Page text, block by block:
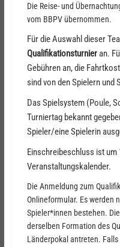
Die Reise- und
vom BBPV übernommen.
Für die Auswahl dieser
Qualifikationsturnieran.
Gebühren an, die
sind von den Spielern und
Das Spielsystem (Poule,
Turniertag bekannt
Spieler/eine Spielerin
Einschreibeschluss ist um
Veranstaltungskalender.
Die Anmeldung zum
Onlineformular. Es werden
Spieler*innen bestehen.
derselben Formation des
Länderpokal antreten.